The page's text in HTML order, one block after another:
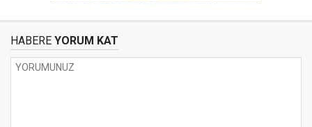
HABERE YORUM KAT